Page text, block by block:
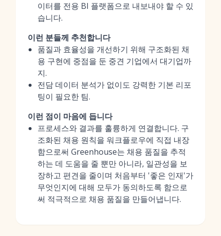
이터를 전용 BI 플랫폼으로 내보내야 할 수 있
습니다.
이런 분들께 추천합니다
품질과 효율성을 개선하기 위해 구조화된 채
용 구현에 중점을 둔 중견 기업에서 대기업까
지.
전담 데이터 분석가 없이도 강력한 기본 리포
팅이 필요한 팀.
이런 점이 마음에 듭니다
프로세스와 결과를 훌륭하게 연결합니다. 구
조화된 채용 원칙을 워크플로우에 직접 내장
함으로써 Greenhouse는 채용 품질을 추적
하는 데 도움을 줄 뿐만 아니라, 일관성을 보
장하고 편견을 줄이며 처음부터 '좋은 인재'가
무엇인지에 대해 모두가 동의하도록 함으로
써 적극적으로 채용 품질을 만들어냅니다.